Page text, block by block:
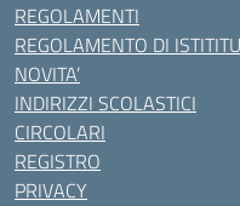
REGOLAMENTI
REGOLAMENTO DI
NOVITA’
INDIRIZZI SCOLASTICI
CIRCOLARI
REGISTRO
PRIVACY